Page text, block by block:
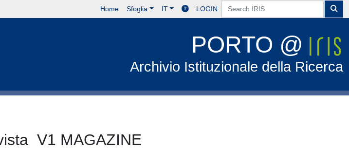
Home Sfoglia IT LOGIN
PORTO @
Archivio Istituzionale della Ricerca
V1 MAGAZINE